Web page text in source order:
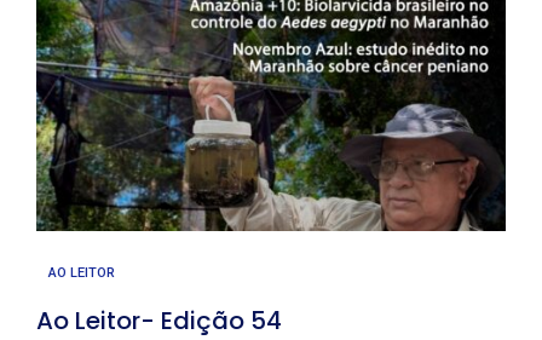
AO LEITOR
Ao Leitor- Edição 54